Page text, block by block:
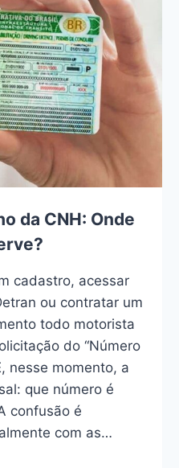
da CNH: Onde
cadastro, acessar
ou contratar um
todo motorista
do “Número
nesse momento, a
que número é
confusão é
com as…